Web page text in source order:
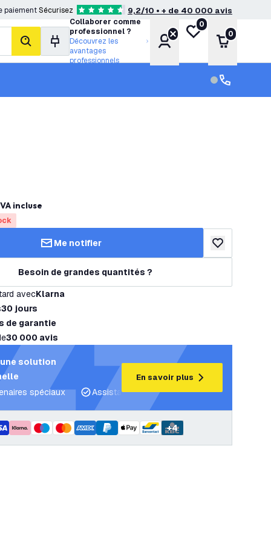
paiementSécurisez 4.6 étoiles de notation9,2/10 • + de 40 000 avis
rechercher
Collaborer comme
professionnel ?
Découvrez les
avantages
professionnels
Compte
Ma liste de
0
Panier
0
Service
Service client
incluse
Me notifier ajouter à la
Besoin de grandes quantités ?
avecKlarna
30 jours
de garantie
30 000 avis
solution
spéciaux
Assistance projet et plans d’éclairage
En savoir plus
+4